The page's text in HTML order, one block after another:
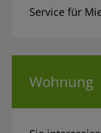
Service für
Wohnung